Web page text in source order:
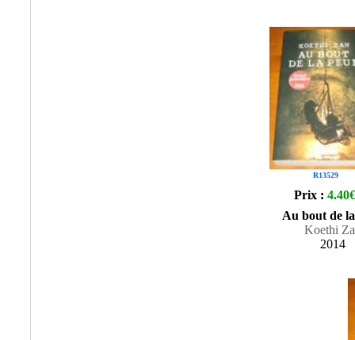
R13529
Prix : 4.40€
Au bout de
Koethi
2014